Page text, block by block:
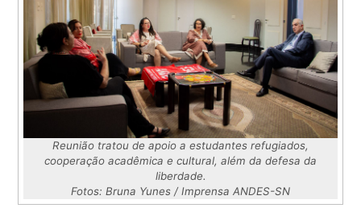
Reunião tratou de apoio a estudantes refugiados,
cooperação acadêmica e cultural, além da defesa da
liberdade.
Fotos: Bruna Yunes / Imprensa ANDES-SN